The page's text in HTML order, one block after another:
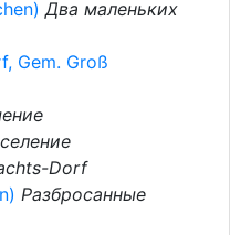
Два маленьких
Gem. Groß
Dorf
Разбросанные